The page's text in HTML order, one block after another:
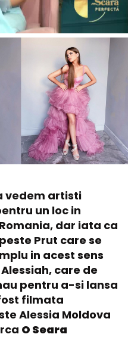
vedem artisti
un loc in
dar iata ca
Prut care se
in acest sens
care de
pentru a-si lansa
filmata
Alessia Moldova
O Seara